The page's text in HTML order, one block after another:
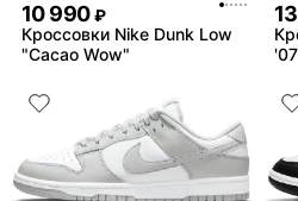
10 990 ₽
Кроссовки Nike Dunk Low
"Cacao Wow"